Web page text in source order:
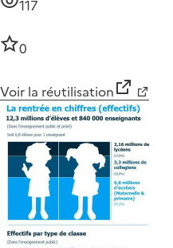
117
0
Voir la réutilisation